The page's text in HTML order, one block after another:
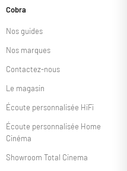
Cobra
Nos guides
Nos marques
Contactez-nous
Le magasin
Écoute personnalisée HiFi
Écoute personnalisée Home
Cinéma
Showroom Total Cinema